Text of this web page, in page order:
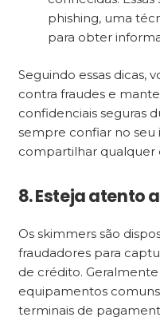
phishing, uma
para obter
Seguindo essas dicas,
contra fraudes e
confidenciais seguras
sempre confiar no seu
compartilhar qualquer
8. Esteja atento
Os skimmers são
fraudadores para
de crédito.
equipamentos
terminais de